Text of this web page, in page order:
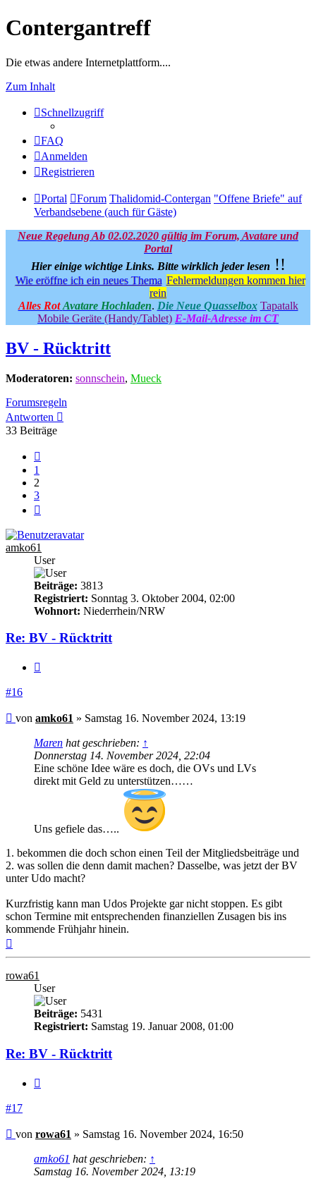
Contergantreff
Die etwas andere Internetplattform....
Zum Inhalt
Schnellzugriff
FAQ
Anmelden
Registrieren
Portal Forum Thalidomid-Contergan "Offene Briefe" auf
Verbandsebene (auch für Gäste)
Neue Regelung Ab 02.02.2020 gültig im Forum, Avatare und
Portal
Hier einige wichtige Links. Bitte wirklich jeder lesen !!
Wie eröffne ich ein neues Thema Fehlermeldungen kommen hier
rein
Alles Rot Avatare Hochladen. Die Neue Quasselbox Tapatalk
Mobile Geräte (Handy/Tablet) E-Mail-Adresse im CT
BV - Rücktritt
Moderatoren: sonnschein, Mueck
Forumsregeln
Antworten
33 Beiträge
1
2
3
amko61
User
Beiträge: 3813
Registriert: Sonntag 3. Oktober 2004, 02:00
Wohnort: Niederrhein/NRW
Re: BV - Rücktritt
#16
Beitrag
von amko61 » Samstag 16. November 2024, 13:19
Maren hat geschrieben: ↑
Donnerstag 14. November 2024, 22:04
Eine schöne Idee wäre es doch, die OVs und LVs
direkt mit Geld zu unterstützen……
Uns gefiele das…..
1. bekommen die doch schon einen Teil der Mitgliedsbeiträge und
2. was sollen die denn damit machen? Dasselbe, was jetzt der BV
unter Udo macht?
Kurzfristig kann man Udos Projekte gar nicht stoppen. Es gibt
schon Termine mit entsprechenden finanziellen Zusagen bis ins
kommende Frühjahr hinein.
rowa61
User
Beiträge: 5431
Registriert: Samstag 19. Januar 2008, 01:00
Re: BV - Rücktritt
#17
Beitrag
von rowa61 » Samstag 16. November 2024, 16:50
amko61 hat geschrieben: ↑
Samstag 16. November 2024, 13:19